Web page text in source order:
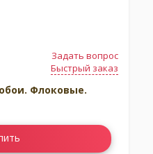
Задать вопрос
Быстрый заказ
Флоковые.